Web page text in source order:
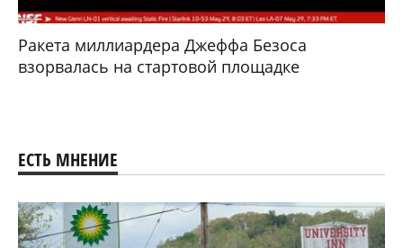
Ракета миллиардера Джеффа Безоса
взорвалась на стартовой площадке
ЕСТЬ МНЕНИЕ